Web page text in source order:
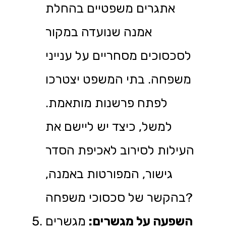
אתגרים משפטיים בהחלת
אמנה שנועדה במקור
לסכסוכים מסחריים על ענייני
משפחה. בתי המשפט יצטרכו
לפתח פרשנות מותאמת.
למשל, כיצד יש ליישם את
העילות לסירוב לאכיפת הסדר
גישור, המפורטות באמנה,
בהקשר של סכסוכי משפחה?
השפעה על מגשרים: מגשרים